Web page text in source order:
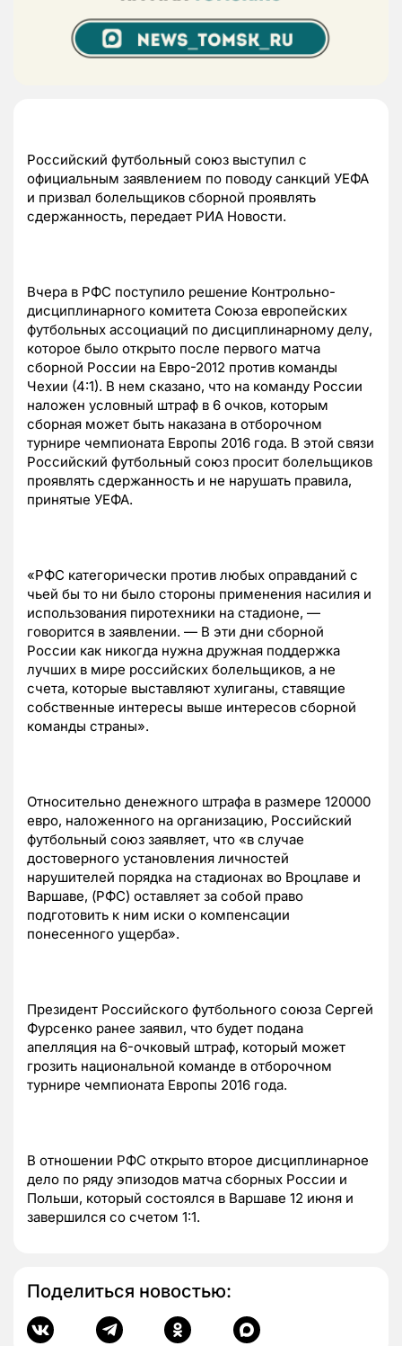
Российский футбольный союз выступил с
официальным заявлением по поводу санкций УЕФА
и призвал болельщиков сборной проявлять
сдержанность, передает РИА Новости.
Вчера в РФС поступило решение Контрольно-
дисциплинарного комитета Союза европейских
футбольных ассоциаций по дисциплинарному делу,
которое было открыто после первого матча
сборной России на Евро-2012 против команды
Чехии (4:1). В нем сказано, что на команду России
наложен условный штраф в 6 очков, которым
сборная может быть наказана в отборочном
турнире чемпионата Европы 2016 года. В этой связи
Российский футбольный союз просит болельщиков
проявлять сдержанность и не нарушать правила,
принятые УЕФА.
«РФС категорически против любых оправданий с
чьей бы то ни было стороны применения насилия и
использования пиротехники на стадионе, —
говорится в заявлении. — В эти дни сборной
России как никогда нужна дружная поддержка
лучших в мире российских болельщиков, а не
счета, которые выставляют хулиганы, ставящие
собственные интересы выше интересов сборной
команды страны».
Относительно денежного штрафа в размере 120000
евро, наложенного на организацию, Российский
футбольный союз заявляет, что «в случае
достоверного установления личностей
нарушителей порядка на стадионах во Вроцлаве и
Варшаве, (РФС) оставляет за собой право
подготовить к ним иски о компенсации
понесенного ущерба».
Президент Российского футбольного союза Сергей
Фурсенко ранее заявил, что будет подана
апелляция на 6-очковый штраф, который может
грозить национальной команде в отборочном
турнире чемпионата Европы 2016 года.
В отношении РФС открыто второе дисциплинарное
дело по ряду эпизодов матча сборных России и
Польши, который состоялся в Варшаве 12 июня и
завершился со счетом 1:1.
Поделиться новостью: